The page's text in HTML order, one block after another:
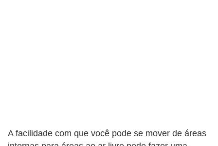
A facilidade com que você pode se mover de áreas
e